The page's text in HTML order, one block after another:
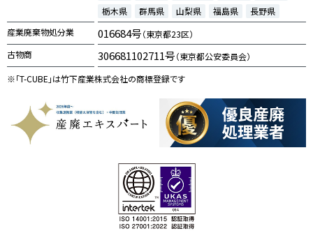
栃木県
群馬県 山梨県 福島県
長野県
産業廃棄物処分業
016684号（東京都23区）
古物商
306681102711号（東京都公安委員会）
※「T-CUBE」は竹下産業株式会社の商標登録です